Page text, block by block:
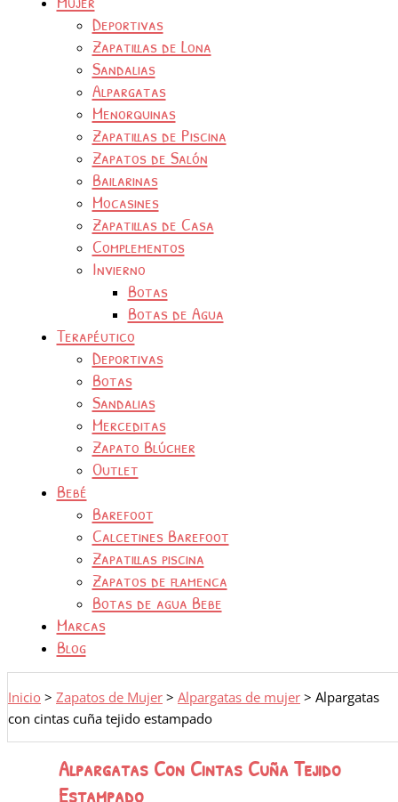
Deportivas
Zapatillas de Lona
Sandalias
Alpargatas
Menorquinas
Zapatillas de Piscina
Zapatos de Salón
Bailarinas
Mocasines
Zapatillas de Casa
Complementos
Invierno
Botas
Botas de Agua
Terapéutico
Deportivas
Botas
Sandalias
Merceditas
Zapato Blúcher
Outlet
Bebé
Barefoot
Calcetines Barefoot
Zapatillas piscina
Zapatos de flamenca
Botas de agua Bebe
Marcas
Blog
Inicio > Zapatos de Mujer > Alpargatas de mujer > Alpargatas
con cintas cuña tejido estampado
Alpargatas Con Cintas Cuña Tejido
Estampado